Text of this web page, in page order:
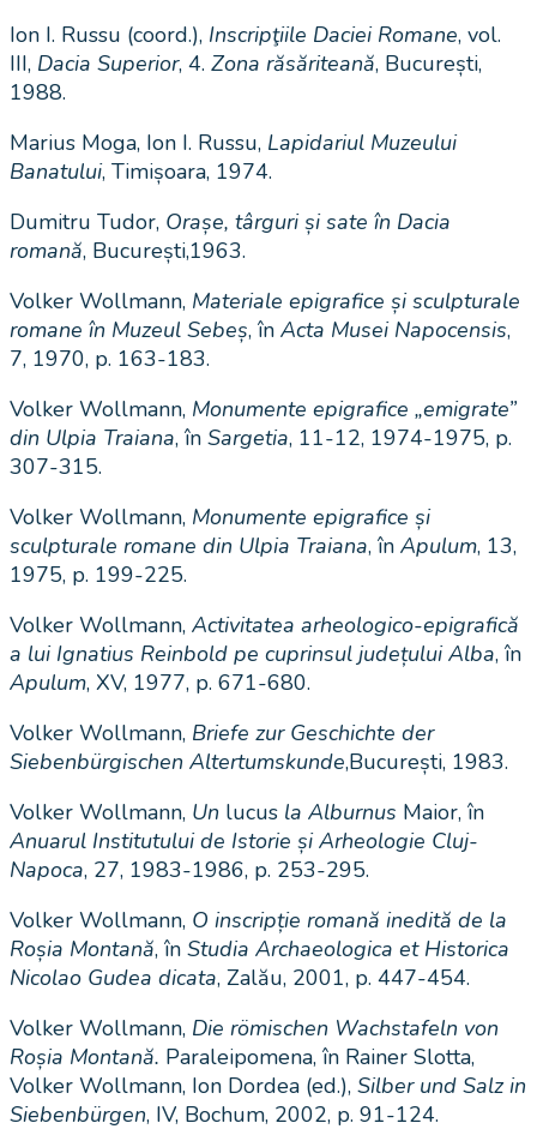
Ion I. Russu (coord.), Inscripţiile Daciei Romane, vol.
III, Dacia Superior, 4. Zona răsăriteană, București,
1988.
Marius Moga, Ion I. Russu, Lapidariul Muzeului
Banatului, Timișoara, 1974.
Dumitru Tudor, Orașe, târguri și sate în Dacia
romană, București,1963.
Volker Wollmann, Materiale epigrafice și sculpturale
romane în Muzeul Sebeș, în Acta Musei Napocensis,
7, 1970, p. 163-183.
Volker Wollmann, Monumente epigrafice „emigrate”
din Ulpia Traiana, în Sargetia, 11-12, 1974-1975, p.
307-315.
Volker Wollmann, Monumente epigrafice și
sculpturale romane din Ulpia Traiana, în Apulum, 13,
1975, p. 199-225.
Volker Wollmann, Activitatea arheologico-epigrafică
a lui Ignatius Reinbold pe cuprinsul județului Alba, în
Apulum, XV, 1977, p. 671-680.
Volker Wollmann, Briefe zur Geschichte der
Siebenbürgischen Altertumskunde,București, 1983.
Volker Wollmann, Un lucus la Alburnus Maior, în
Anuarul Institutului de Istorie și Arheologie Cluj-
Napoca, 27, 1983-1986, p. 253-295.
Volker Wollmann, O inscripție romană inedită de la
Roșia Montană, în Studia Archaeologica et Historica
Nicolao Gudea dicata, Zalău, 2001, p. 447-454.
Volker Wollmann, Die römischen Wachstafeln von
Roșia Montană. Paraleipomena, în Rainer Slotta,
Volker Wollmann, Ion Dordea (ed.), Silber und Salz in
Siebenbürgen, IV, Bochum, 2002, p. 91-124.